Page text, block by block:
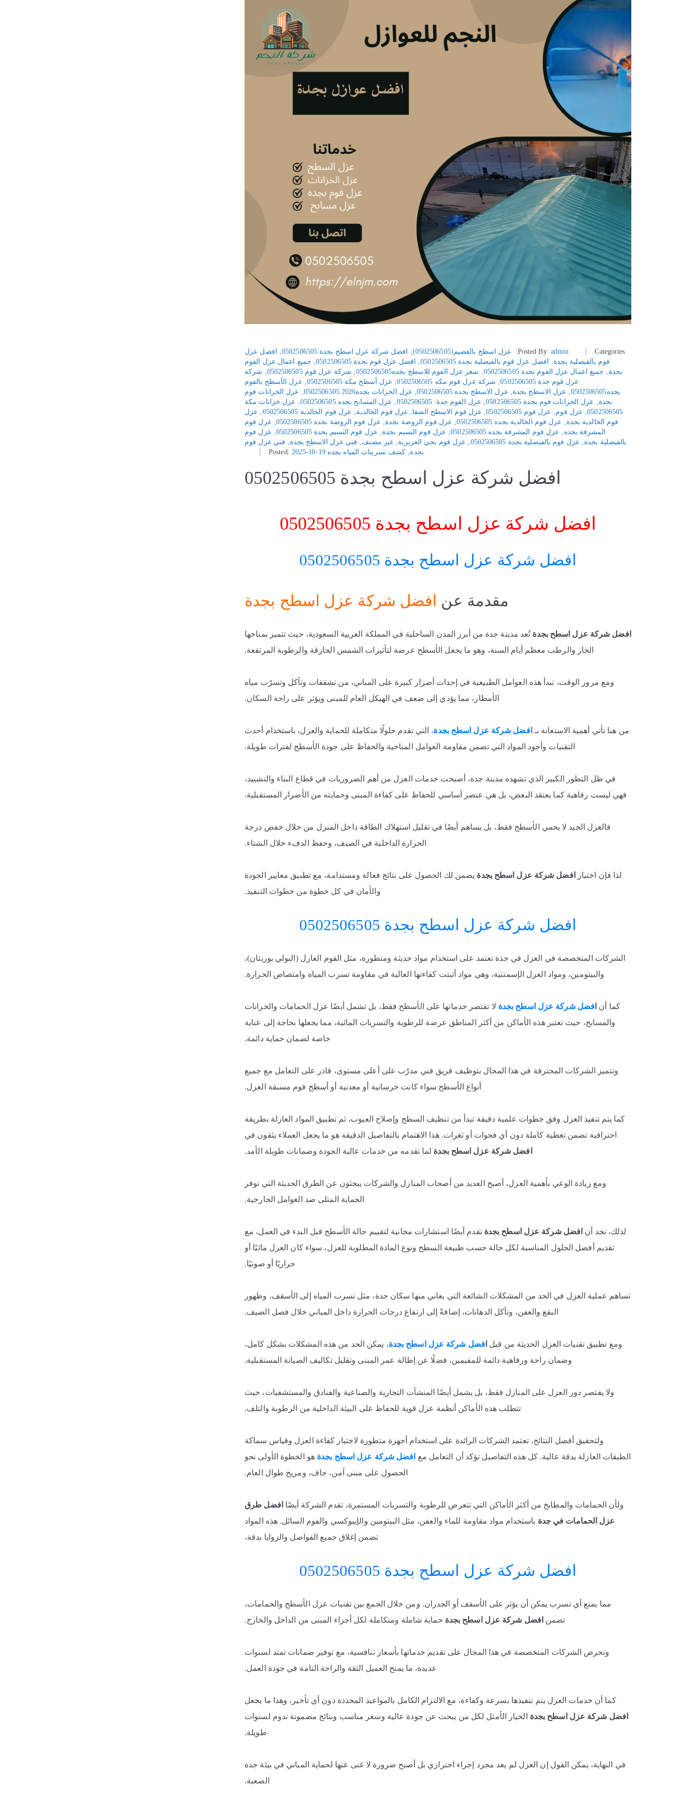
Posted By: admin Categories: عزل اسطح بالقصيم(0502506505) ‚ افضل شركة عزل اسطح بجدة 0502506505 ‚
افضل عزل
فوم بالفيصلية بجدة‚ افضل عزل فوم بالفيصلية بجدة 0502506505 ‚ افضل عزل فوم بجدة 0502506505 ‚ جميع اعمال عزل الفوم
بجدة ‚ جميع اعمال عزل الفوم بجدة 0502506505 ‚ سعر عزل الفوم للاسطح بجده0502506505 ‚ شركة عزل فوم 0502506505 ‚ شركة
عزل فوم جدة 0502506505
‚ شركة عزل فوم مكه 0502506505 ‚ عزل أسطح مكة 0502506505 ‚ عزل الأسطح بالفوم
بجده0502506505
‚ عزل الاسطح بجدة‚ عزل الاسطح بجدة 0502506505 ‚ عزل الخزانات بجده2026 0502506505 ‚ عزل الخزانات فوم
بجدة‚ عزل الخزانات فوم بجدة 0502506505 ‚ عزل الفوم جدة: 0502506505 ‚ عزل المسابح بجده 0502506505 ‚ عزل خزانات مكة
0502506505
‚ عزل فوم‚ عزل فوم 0502506505 ‚ عزل فوم الاسطح الصفا‚ عزل فوم الخالدية‚ عزل فوم الخالدية 0502506505 ‚ عزل
فوم الخالدية بجدة‚ عزل فوم الخالدية بجدة 0502506505 ‚ عزل فوم الروضة بجدة‚ عزل فوم الروضة بجدة 0502506505 ‚ عزل فوم
المشرفة بجده ‚ عزل فوم المشرفة بجده 0502506505 ‚ عزل فوم النسيم بجدة‚ عزل فوم النسيم بجدة 0502506505 ‚ عزل فوم
بالفيصلية بجدة‚ عزل فوم بالفيصلية بجدة 0502506505 ‚ عزل فوم بحي العزيزية‚ غير مصنف‚ فني عزل الاسطح بجدة‚ فني عزل فوم
بجدة‚ كشف تسريبات المياه بجده Posted: 2025-10-19
افضل شركة عزل اسطح بجدة 0502506505
افضل شركة عزل اسطح بجدة 0502506505
افضل شركة عزل اسطح بجدة 0502506505
مقدمة عن افضل شركة عزل اسطح بجدة
افضل شركة عزل اسطح بجدة تُعد مدينة جدة من أبرز المدن الساحلية في المملكة العربية السعودية، حيث تتميز بمناخها
الحار والرطب معظم أيام السنة، وهو ما يجعل الأسطح عرضة لتأثيرات الشمس الحارقة والرطوبة المرتفعة.
ومع مرور الوقت، تبدأ هذه العوامل الطبيعية في إحداث أضرار كبيرة على المباني، من تشققات وتآكل وتسرّب مياه
الأمطار، مما يؤدي إلى ضعف في الهيكل العام للمبنى ويؤثر على راحة السكان.
من هنا تأتي أهمية الاستعانة بـ افضل شركة عزل اسطح بجدة، التي تقدم حلولًا متكاملة للحماية والعزل، باستخدام أحدث
التقنيات وأجود المواد التي تضمن مقاومة العوامل المناخية والحفاظ على جودة الأسطح لفترات طويلة.
في ظل التطور الكبير الذي تشهده مدينة جدة، أصبحت خدمات العزل من أهم الضروريات في قطاع البناء والتشييد،
فهي ليست رفاهية كما يعتقد البعض، بل هي عنصر أساسي للحفاظ على كفاءة المبنى وحمايته من الأضرار المستقبلية.
فالعزل الجيد لا يحمي الأسطح فقط، بل يساهم أيضًا في تقليل استهلاك الطاقة داخل المنزل من خلال خفض درجة
الحرارة الداخلية في الصيف، وحفظ الدفء خلال الشتاء.
لذا فإن اختيار افضل شركة عزل اسطح بجدة يضمن لك الحصول على نتائج فعالة ومستدامة، مع تطبيق معايير الجودة
والأمان في كل خطوة من خطوات التنفيذ.
افضل شركة عزل اسطح بجدة 0502506505
الشركات المتخصصة في العزل في جدة تعتمد على استخدام مواد حديثة ومتطورة، مثل الفوم العازل (البولي يوريثان)،
والبيتومين، ومواد العزل الإسمنتية، وهي مواد أثبتت كفاءتها العالية في مقاومة تسرب المياه وامتصاص الحرارة.
كما أن فضل شركة عزل اسطح بجدة لا تقتصر خدماتها على الأسطح فقط، بل تشمل أيضًا عزل الحمامات والخزانات
والمسابح، حيث تعتبر هذه الأماكن من أكثر المناطق عرضة للرطوبة والتسربات المائية، مما يجعلها بحاجة إلى عناية
خاصة لضمان حماية دائمة.
وتتميز الشركات المحترفة في هذا المجال بتوظيف فريق فني مدرّب على أعلى مستوى، قادر على التعامل مع جميع
أنواع الأسطح سواء كانت خرسانية أو معدنية أو أسطح فوم مسبقة العزل.
كما يتم تنفيذ العزل وفق خطوات علمية دقيقة تبدأ من تنظيف السطح وإصلاح العيوب، ثم تطبيق المواد العازلة بطريقة
احترافية تضمن تغطية كاملة دون أي فجوات أو ثغرات. هذا الاهتمام بالتفاصيل الدقيقة هو ما يجعل العملاء يثقون في
افضل شركة عزل اسطح بجدة لما تقدمه من خدمات عالية الجودة وضمانات طويلة الأمد.
ومع زيادة الوعي بأهمية العزل، أصبح العديد من أصحاب المنازل والشركات يبحثون عن الطرق الحديثة التي توفر
الحماية المثلى ضد العوامل الخارجية.
لذلك، نجد أن افضل شركة عزل اسطح بجدة تقدم أيضًا استشارات مجانية لتقييم حالة الأسطح قبل البدء في العمل، مع
تقديم أفضل الحلول المناسبة لكل حالة حسب طبيعة السطح ونوع المادة المطلوبة للعزل، سواء كان العزل مائيًا أو
حراريًا أو صوتيًا.
تساهم عملية العزل في الحد من المشكلات الشائعة التي يعاني منها سكان جدة، مثل تسرب المياه إلى الأسقف، وظهور
البقع والعفن، وتآكل الدهانات، إضافةً إلى ارتفاع درجات الحرارة داخل المباني خلال فصل الصيف.
ومع تطبيق تقنيات العزل الحديثة من قبل افضل شركة عزل اسطح بجدة، يمكن الحد من هذه المشكلات بشكل كامل،
وضمان راحة ورفاهية دائمة للمقيمين، فضلًا عن إطالة عمر المبنى وتقليل تكاليف الصيانة المستقبلية.
ولا يقتصر دور العزل على المنازل فقط، بل يشمل أيضًا المنشآت التجارية والصناعية والفنادق والمستشفيات، حيث
تتطلب هذه الأماكن أنظمة عزل قوية للحفاظ على البيئة الداخلية من الرطوبة والتلف.
ولتحقيق أفضل النتائج، تعتمد الشركات الرائدة على استخدام أجهزة متطورة لاختبار كفاءة العزل وقياس سماكة
الطبقات العازلة بدقة عالية. كل هذه التفاصيل تؤكد أن التعامل مع افضل شركة عزل اسطح بجدة هو الخطوة الأولى نحو
الحصول على مبنى آمن، جاف، ومريح طوال العام.
ولأن الحمامات والمطابخ من أكثر الأماكن التي تتعرض للرطوبة والتسربات المستمرة، تقدم الشركة أيضًا افضل طرق
عزل الحمامات في جدة باستخدام مواد مقاومة للماء والعفن، مثل البيتومين والإيبوكسي والفوم السائل. هذه المواد
تضمن إغلاق جميع الفواصل والزوايا بدقة،
افضل شركة عزل اسطح بجدة 0502506505
مما يمنع أي تسرب يمكن أن يؤثر على الأسقف أو الجدران. ومن خلال الجمع بين تقنيات عزل الأسطح والحمامات،
تضمن افضل شركة عزل اسطح بجدة حماية شاملة ومتكاملة لكل أجزاء المبنى من الداخل والخارج.
وتحرص الشركات المتخصصة في هذا المجال على تقديم خدماتها بأسعار تنافسية، مع توفير ضمانات تمتد لسنوات
عديدة، ما يمنح العميل الثقة والراحة التامة في جودة العمل.
كما أن خدمات العزل يتم تنفيذها بسرعة وكفاءة، مع الالتزام الكامل بالمواعيد المحددة دون أي تأخير، وهذا ما يجعل
افضل شركة عزل اسطح بجدة الخيار الأمثل لكل من يبحث عن جودة عالية وسعر مناسب ونتائج مضمونة تدوم لسنوات
طويلة.
في النهاية، يمكن القول إن العزل لم يعد مجرد إجراء احترازي بل أصبح ضرورة لا غنى عنها لحماية المباني في بيئة جدة
الصعبة.